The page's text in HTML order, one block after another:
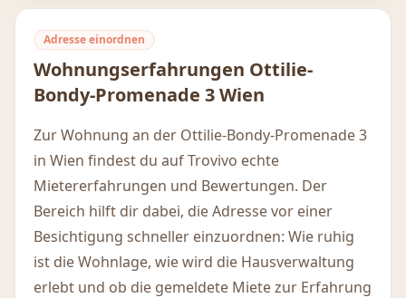
Adresse einordnen
Wohnungserfahrungen Ottilie-
Bondy-Promenade 3Wien
Zur Wohnung an der Ottilie-Bondy-Promenade 3
in Wien findest du auf Trovivo echte
Mietererfahrungen und Bewertungen. Der
Bereich hilft dir dabei, die Adresse vor einer
Besichtigung schneller einzuordnen: Wie ruhig
ist die Wohnlage, wie wird die Hausverwaltung
erlebt und ob die gemeldete Miete zur Erfahrung